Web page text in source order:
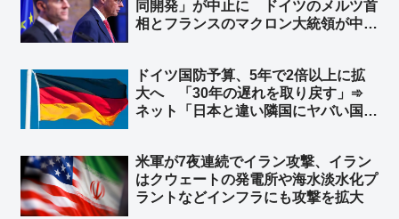
同開発」が中止に ドイツのメルツ首
相とフランスのマクロン大統領が中止
りという流れ？」
ドイツ国防予算、5年で2倍以上に拡
大へ 「30年の遅れを取り戻す」➾
ネット「日本と違い隣国にヤバい国が
米軍が7夜連続でイラン攻撃、イラン
はクウェートの発電所や‌海水淡水化プ
ラントなどインフラにも攻撃を拡大